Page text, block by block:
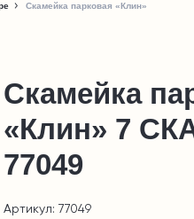
Скамейка парковая «Клин»
Скамейка
«Клин» 7
77049
Артикул: 77049